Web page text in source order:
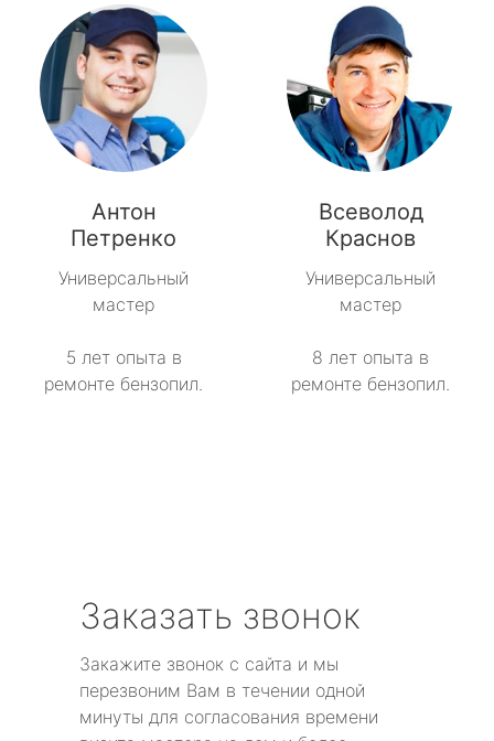
Антон
Петренко
Универсальный
мастер
5 лет опыта в
ремонте бензопил.
Всеволод
Краснов
Универсальный
мастер
8 лет опыта в
ремонте бензопил.
Заказать звонок
Закажите звонок с сайта и мы
перезвоним Вам в течении одной
минуты для согласования времени